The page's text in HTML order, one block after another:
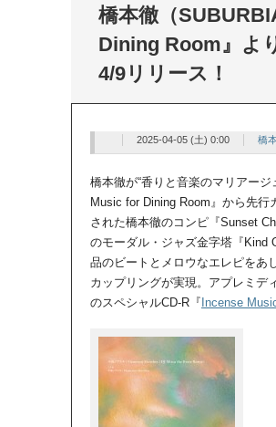
橋本徹（
Dining Room』よ
4/9リリース！
2025-04-05 (土) 0:00 橋
橋本徹が“香りと音楽のマリアー
Music for Dining Room』から先
された橋本徹のコンピ『Sunset
のモーダル・ジャズ金字塔『Kind
品のビートとメロウなエレピをあ
カップリングが実現。アプレミデ
のスペシャルCD-R『 Incense